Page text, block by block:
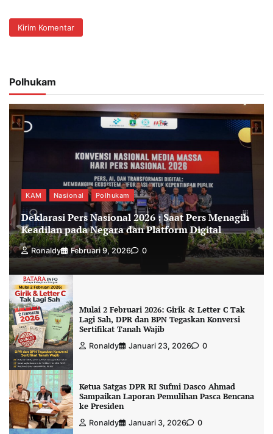
Polhukam
KAM Nasional Polhukam
Deklarasi Pers Nasional 2026 : Saat Pers Menagih
Keadilan pada Negara dan Platform Digital
Ronaldy Februari 9, 2026 0
Mulai 2 Februari 2026: Girik & Letter C Tak
Lagi Sah, DPR dan BPN Tegaskan Konversi
Sertifikat Tanah Wajib
Ronaldy Januari 23, 2026 0
Ketua Satgas DPR RI Sufmi Dasco Ahmad
Sampaikan Laporan Pemulihan Pasca Bencana
ke Presiden
Ronaldy Januari 3, 2026 0